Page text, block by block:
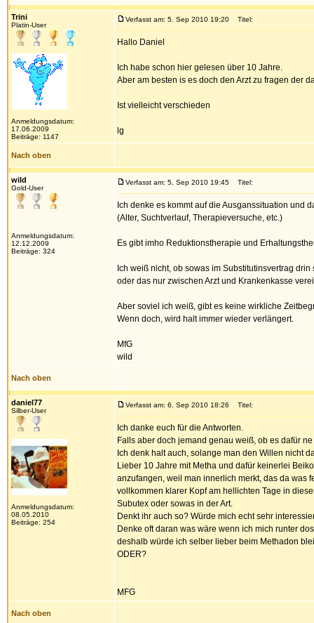
Trini
Platin-User
Anmeldungsdatum:
17.06.2009
Beiträge: 1147
Verfasst am: 5. Sep 2010 19:20 Titel:
Hallo Daniel
Ich habe schon hier gelesen über 10 Jahre.
Aber am besten is es doch den Arzt zu fragen der
Ist vielleicht verschieden
lg
Nach oben
wild
Gold-User
Anmeldungsdatum:
12.12.2009
Beiträge: 324
Verfasst am: 5. Sep 2010 19:45 Titel:
Ich denke es kommt auf die Ausganssituation und
(Alter, Suchtverlauf, Therapieversuche, etc.)
Es gibt imho Reduktionstherapie und
Ich weiß nicht, ob sowas im Substitutinsvertrag
oder das nur zwischen Arzt und Krankenkasse
Aber soviel ich weiß, gibt es keine wirkliche
Wenn doch, wird halt immer wieder verlängert.
MfG
wild
Nach oben
daniel77
Silber-User
Anmeldungsdatum:
08.05.2010
Beiträge: 254
Verfasst am: 6. Sep 2010 18:26 Titel:
Ich danke euch für die Antworten.
Falls aber doch jemand genau weiß, ob es dafür
Ich denk halt auch, solange man den Willen nicht
Lieber 10 Jahre mit Metha und dafür keinerlei
anzufangen, weil man innerlich merkt, das da was
vollkommen klarer Kopf am hellichten Tage in
Subutex oder sowas in der Art.
Denkt ihr auch so? Würde mich echt sehr
Denke oft daran was wäre wenn ich mich runter
deshalb würde ich selber lieber beim Methadon
ODER?
MFG
Nach oben